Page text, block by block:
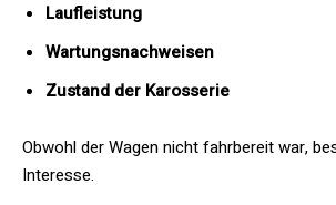
Laufleistung
Wartungsnachweisen
Zustand der Karosserie
Obwohl der Wagen nicht fahrbereit war,
Interesse.